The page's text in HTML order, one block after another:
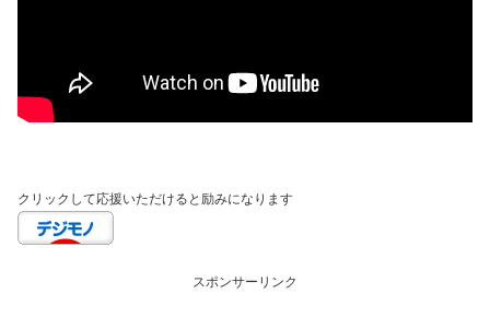
クリックして応援いただけると励みになります
スポンサーリンク